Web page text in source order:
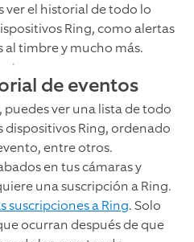
ver el historial de todo lo
Ring, como alertas
timbre y mucho más.
de eventos
puedes ver una lista de todo
dispositivos Ring, ordenado
entre otros.
en tus cámaras y
una suscripción a Ring.
suscripciones a Ring. Solo
ocurran después de que